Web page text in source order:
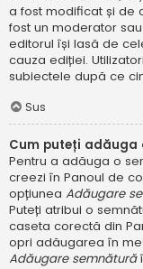
a fost modificat și de
fost un moderator
editorul își lasă de
cauza ediției.
subiectele după ce
Sus
Cum puteți adăuga
Pentru a adăuga o
creezi în Panoul de
opțiunea Adăugare
Puteți atribui o
caseta corectă din
opri adăugarea în
Adăugare semnătură